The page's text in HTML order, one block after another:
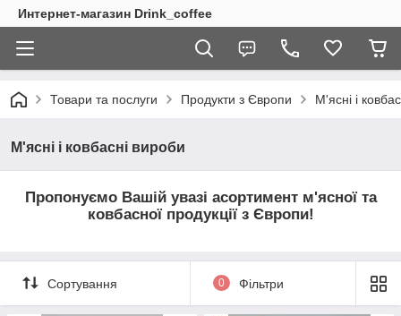
Интернет-магазин Drink_coffee
Товари та послуги Продукти з Європи М'ясні і
М'ясні і ковбасні вироби
Пропонуємо Вашій увазі асортимент м'ясної та
ковбасної продукції з Європи!
Сортування 0 Фільтри